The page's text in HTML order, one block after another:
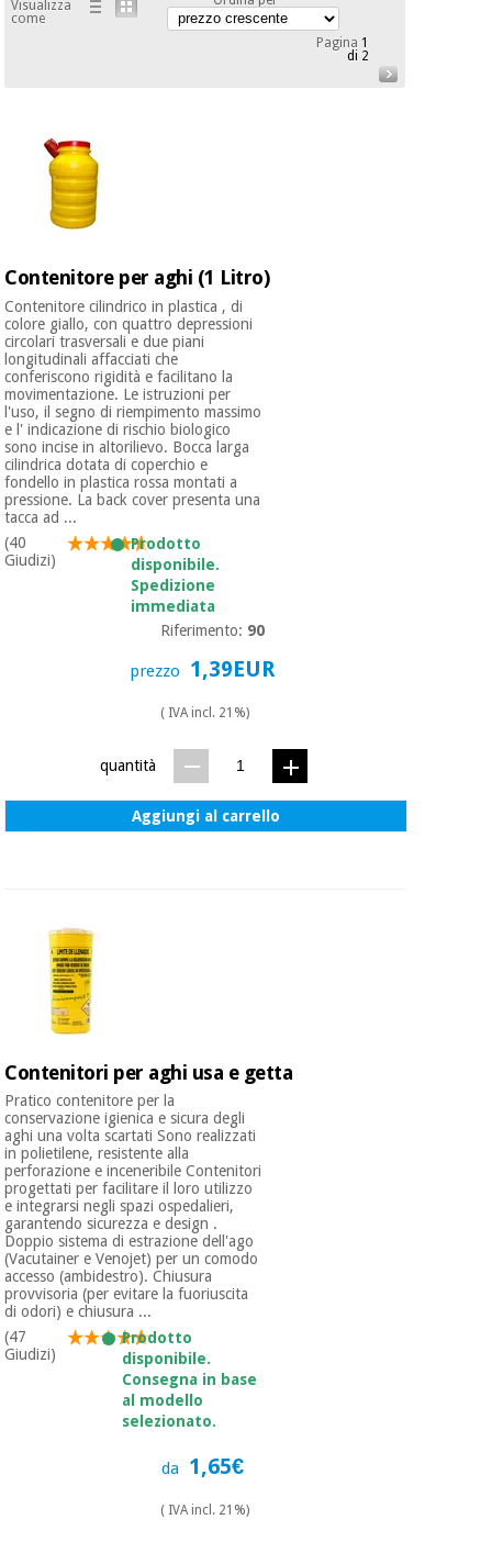
Outlet
Tech
Academy
mediche
Mobili
clinici
Armadi
Materiale
essenziale
per la
protezione
dei
coronavirus
Aerobica,
fitness e
pilates
Sport
e
Strumenti
Offerte
Fisaude
Tech
Academy
Odontoiatria
Medicina
tradizionale
Mobili
clinici
Armadi
terapeutici
Materiale
essenziale
per la
protezione
dei
Veterinario
Ortopedia
Strumenti
chirurgici
(liquidazione)
Visualizza
come
Pagina 1
di 2
Contenitore per aghi (1 Litro)
Contenitore cilindrico in plastica , di
colore giallo, con quattro depressioni
circolari trasversali e due piani
longitudinali affacciati che
conferiscono rigidità e facilitano la
movimentazione. Le istruzioni per
l'uso, il segno di riempimento massimo
e l' indicazione di rischio biologico
sono incise in altorilievo. Bocca larga
cilindrica dotata di coperchio e
fondello in plastica rossa montati a
pressione. La back cover presenta una
tacca ad ...
(40
Giudizi)
Prodotto
disponibile.
Spedizione
immediata
Riferimento: 90
prezzo 1,39EUR
( IVA incl. 21%)
quantità
Aggiungi al carrello
Contenitori per aghi usa e getta
Pratico contenitore per la
conservazione igienica e sicura degli
aghi una volta scartati Sono realizzati
in polietilene, resistente alla
perforazione e inceneribile Contenitori
progettati per facilitare il loro utilizzo
e integrarsi negli spazi ospedalieri,
garantendo sicurezza e design .
Doppio sistema di estrazione dell'ago
(Vacutainer e Venojet) per un comodo
accesso (ambidestro). Chiusura
provvisoria (per evitare la fuoriuscita
di odori) e chiusura ...
(47
Giudizi)
Prodotto
disponibile.
Consegna in base
al modello
selezionato.
da 1,65€
( IVA incl. 21%)